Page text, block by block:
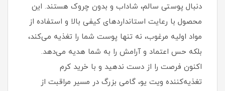
دنبال پوستی سالم، شاداب و بدون چروک هستند. این
محصول با رعایت استانداردهای کیفی بالا و استفاده از
مواد اولیه مرغوب، نه تنها پوست شما را تغذیه می‌کند،
بلکه حس اعتماد و آرامش را به شما هدیه می‌دهد.
اکنون فرصت را از دست ندهید و با خرید کرم
تغذیه‌کننده ویت یو، گامی بزرگ در مسیر مراقبت از